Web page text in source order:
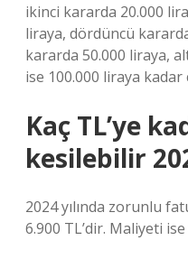
ikinci kararda 20.000
liraya, dördüncü
kararda 50.000 liraya,
ise 100.000 liraya kadar
Kaç TL’ye
kesilebilir
2024 yılında zorunlu
6.900 TL’dir. Maliyeti ise